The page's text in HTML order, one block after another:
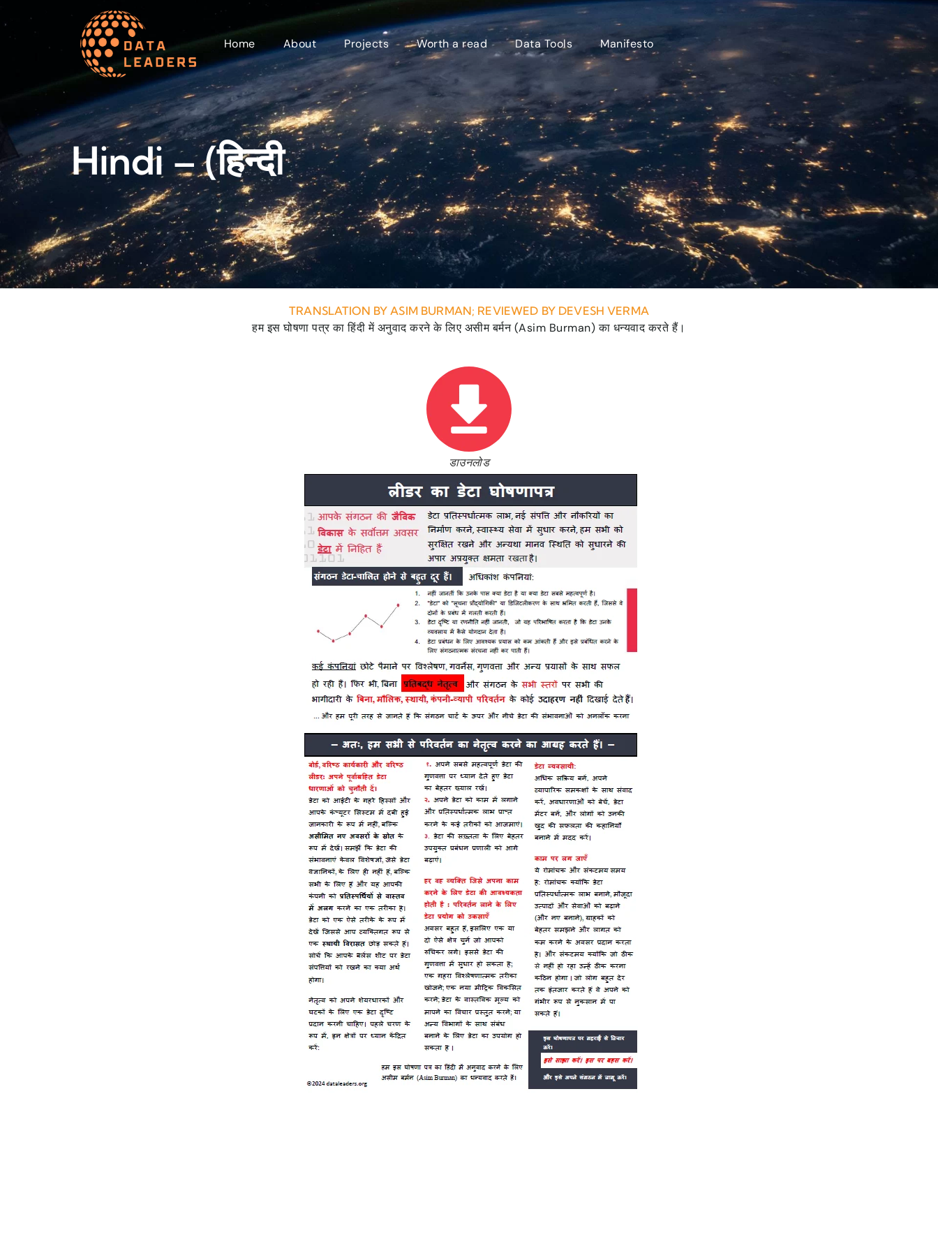
Home About Projects Worth a read Data Tools Manifesto
Hindi – (हिन्दी
TRANSLATION BY ASIM BURMAN; REVIEWED BY DEVESH VERMA
हम इस घोषणा पत्र का हिंदी में अनुवाद करने के लिए असीम बर्मन (Asim Burman) का धन्यवाद करते हैं।
डाउनलोड